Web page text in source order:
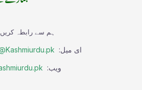
ہم سے رابطہ کریں
ای میل:
ویب: